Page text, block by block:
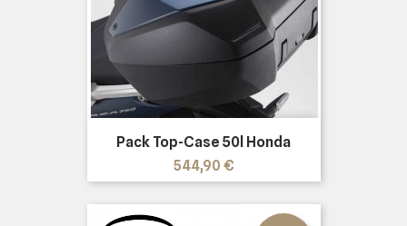
Pack Top-Case 50l Honda
Prezzo
544,90 €